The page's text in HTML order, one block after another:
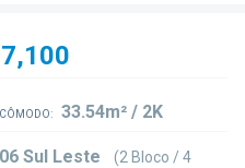
33.54m² / 2K
Sul Leste
(2 Bloco / 4